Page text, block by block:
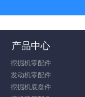
产品中心
挖掘机零配件
发动机零配件
挖掘机底盘件
挖机液压配件